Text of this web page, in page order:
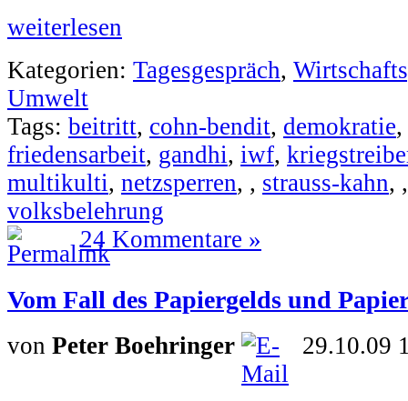
weiterlesen
Kategorien: Tagesgespräch,
Umwelt
Tags: beitritt, cohn-bendit, demokratie,
friedensarbeit, gandhi, iwf,
multikulti, netzsperren, , strauss-kahn,
volksbelehrung
24 Kommentare »
Vom Fall des Papiergelds und
von Peter Boehringer 29.10.09